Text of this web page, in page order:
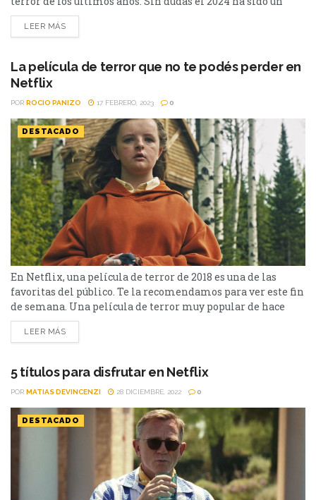
gran año para el género del terror que muchas veces ha
sido muy bastardeado. En esta oportunidad, te recordamos
que...
LEER MÁS
La película de terror que no te podés perder en
Netflix
POR ROCIO PANIZO 17 FEBRERO, 2023 0
DESTACADO
En Netflix, una película de terror de 2018 es una de las
favoritas del público. Te la recomendamos para ver este fin
de semana. Una película de terror muy popular de hace
unos años está dentro del catálogo de Netflix y se volvió
furor en su estreno. Logró conseguir varios fanáticos que
LEER MÁS
5 títulos para disfrutar en Netflix
POR MATIAS DEVINCENZI 28 DICIEMBRE, 2022 0
DESTACADO